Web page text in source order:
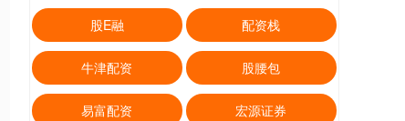
股E融 配资栈
牛津配资 股腰包
易富配资 宏源证券